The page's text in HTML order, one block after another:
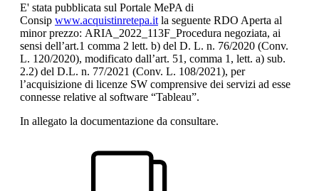
E' stata pubblicata sul Portale MePA di
Consip www.acquistinretepa.it la seguente RDO Aperta al
minor prezzo: ARIA_2022_113F_Procedura negoziata, ai
sensi dell’art.1 comma 2 lett. b) del D. L. n. 76/2020 (Conv.
L. 120/2020), modificato dall’art. 51, comma 1, lett. a) sub.
2.2) del D.L. n. 77/2021 (Conv. L. 108/2021), per
l’acquisizione di licenze SW comprensive dei servizi ad esse
connesse relative al software “Tableau”.
In allegato la documentazione da consultare.